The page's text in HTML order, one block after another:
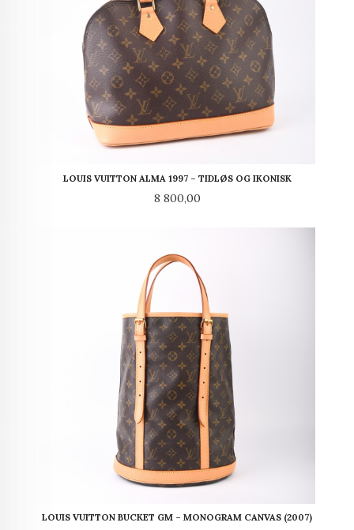
LOUIS VUITTON ALMA 1997 – TIDLØS OG IKONISK
Pris
8 800,00
LOUIS VUITTON BUCKET GM – MONOGRAM CANVAS (2007)